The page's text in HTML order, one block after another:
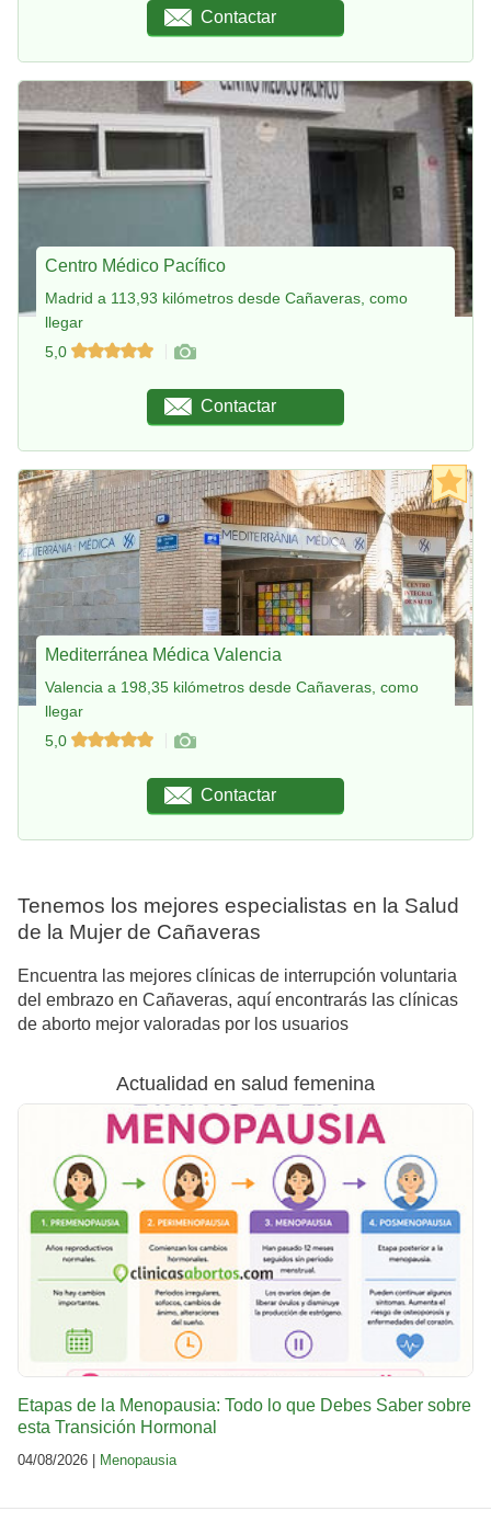
Contactar
Centro Médico Pacífico
Madrid a 113,93 kilómetros desde Cañaveras, como
llegar
5,0
Contactar
Mediterránea Médica Valencia
Valencia a 198,35 kilómetros desde Cañaveras, como
llegar
5,0
Contactar
Tenemos los mejores especialistas en la Salud
de la Mujer de Cañaveras
Encuentra las mejores clínicas de interrupción voluntaria
del embrazo en Cañaveras, aquí encontrarás las clínicas
de aborto mejor valoradas por los usuarios
Actualidad en salud femenina
Etapas de la Menopausia: Todo lo que Debes Saber sobre
esta Transición Hormonal
04/08/2026 | Menopausia